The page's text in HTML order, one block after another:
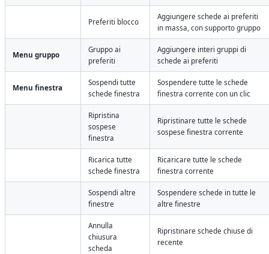
Preferiti blocco
Aggiungere schede ai preferiti
in massa, con supporto gruppo
Menu gruppo
Gruppo ai
preferiti
Aggiungere interi gruppi di
schede ai preferiti
Menu finestra
Sospendi tutte
schede finestra
Sospendere tutte le schede
finestra corrente con un clic
Ripristina
sospese
finestra
Ripristinare tutte le schede
sospese finestra corrente
Ricarica tutte
schede finestra
Ricaricare tutte le schede
finestra corrente
Sospendi altre
finestre
Sospendere schede in tutte le
altre finestre
Annulla
chiusura
scheda
Ripristinare schede chiuse di
recente